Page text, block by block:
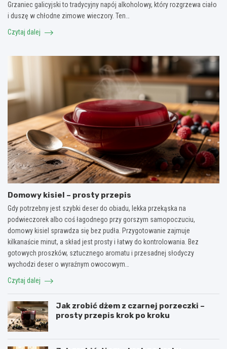
Grzaniec galicyjski to tradycyjny napój alkoholowy, który rozgrzewa ciało
i duszę w chłodne zimowe wieczory. Ten…
Czytaj dalej
Domowy kisiel – prosty przepis
Gdy potrzebny jest szybki deser do obiadu, lekka przekąska na
podwieczorek albo coś łagodnego przy gorszym samopoczuciu,
domowy kisiel sprawdza się bez pudła. Przygotowanie zajmuje
kilkanaście minut, a skład jest prosty i łatwy do kontrolowania. Bez
gotowych proszków, sztucznego aromatu i przesadnej słodyczy
wychodzi deser o wyraźnym owocowym…
Czytaj dalej
Jak zrobić dżem z czarnej porzeczki –
prosty przepis krok po kroku